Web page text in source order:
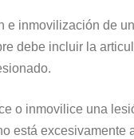
e inmovilización de
debe incluir la
o inmovilice una
está excesivamente